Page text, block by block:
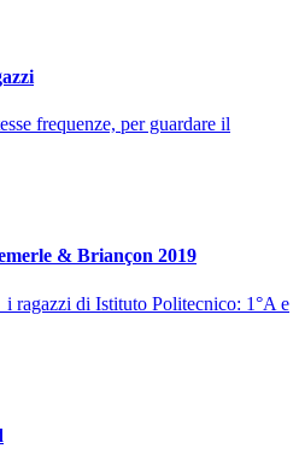
frequenze, per guardare il
& Briançon 2019
ragazzi di Istituto Politecnico: 1°A e